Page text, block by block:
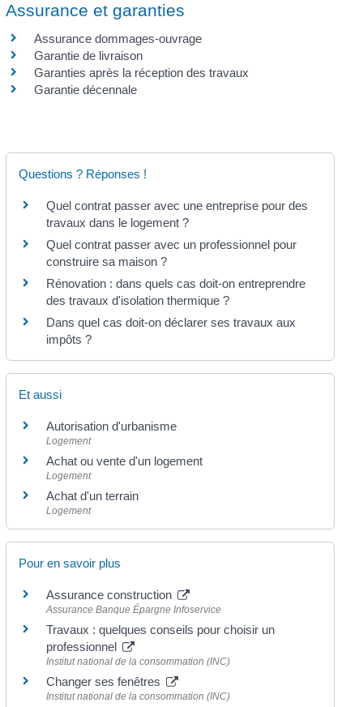
Assurance et garanties
Assurance dommages-ouvrage
Garantie de livraison
Garanties après la réception des travaux
Garantie décennale
Questions ? Réponses !
Quel contrat passer avec une entreprise pour des
travaux dans le logement ?
Quel contrat passer avec un professionnel pour
construire sa maison ?
Rénovation : dans quels cas doit-on entreprendre
des travaux d'isolation thermique ?
Dans quel cas doit-on déclarer ses travaux aux
impôts ?
Et aussi
Autorisation d'urbanisme
Logement
Achat ou vente d'un logement
Logement
Achat d'un terrain
Logement
Pour en savoir plus
Assurance construction
Assurance Banque Épargne Infoservice
Travaux : quelques conseils pour choisir un
professionnel
Institut national de la consommation (INC)
Changer ses fenêtres
Institut national de la consommation (INC)